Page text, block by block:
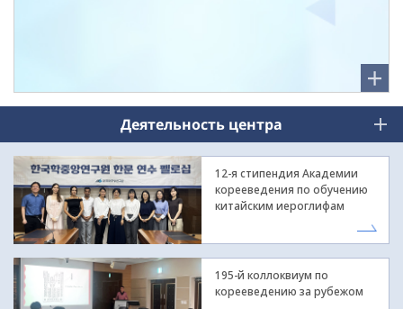
Деятельность центра
12-я стипендия Академии
корееведения по обучению
китайским иероглифам
195-й коллоквиум по
корееведению за рубежом